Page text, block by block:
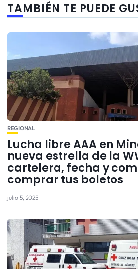
TAMBIÉN TE PUEDE
REGIONAL
Lucha libre AAA en
nueva estrella de la
cartelera, fecha y
comprar tus boletos
julio 5, 2025